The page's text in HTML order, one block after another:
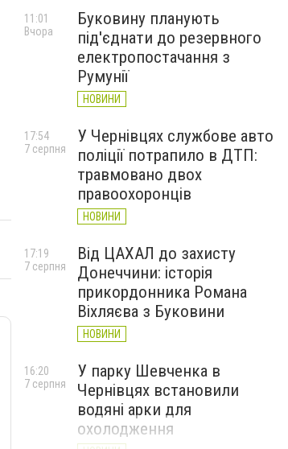
Буковину планують
під'єднати до резервного
електропостачання з
Румунії
НОВИНИ
11:01
Вчора
У Чернівцях службове авто
поліції потрапило в ДТП:
травмовано двох
правоохоронців
НОВИНИ
17:54
7 серпня
Від ЦАХАЛ до захисту
Донеччини: історія
прикордонника Романа
Віхляєва з Буковини
НОВИНИ
17:19
7 серпня
У парку Шевченка в
Чернівцях встановили
водяні арки для
охолодження
16:20
7 серпня